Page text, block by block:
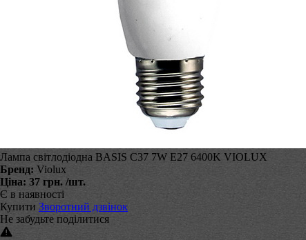
Лампа світлодіодна BASIS C37 7W E27 6400K VIOLUX
Бренд: Violux
Ціна: 37 грн. /шт.
Є в наявності
Купити Зворотний дзвінок
Не забудьте поділитися